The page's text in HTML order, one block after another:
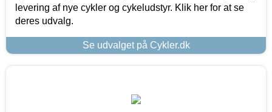
levering af nye cykler og cykeludstyr. Klik her for at se
deres udvalg.
Se udvalget på Cykler.dk